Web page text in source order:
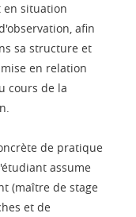
en situation
afin
sa structure et
en relation
cours de la
de pratique
assume
(maître de stage
et de